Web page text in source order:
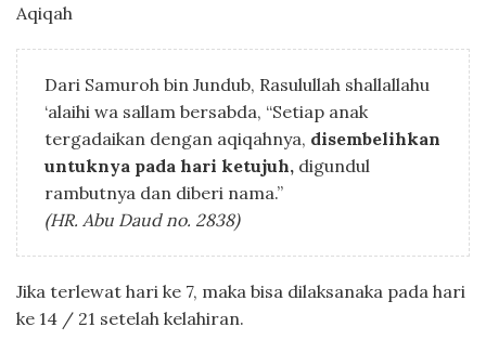
Aqiqah
Dari Samuroh bin Jundub, Rasulullah shallallahu
‘alaihi wa sallam bersabda, “Setiap anak
tergadaikan dengan aqiqahnya, disembelihkan
untuknya pada hari ketujuh, digundul
rambutnya dan diberi nama.”
(HR. Abu Daud no. 2838)
Jika terlewat hari ke 7, maka bisa dilaksanaka pada hari
ke 14 / 21 setelah kelahiran.